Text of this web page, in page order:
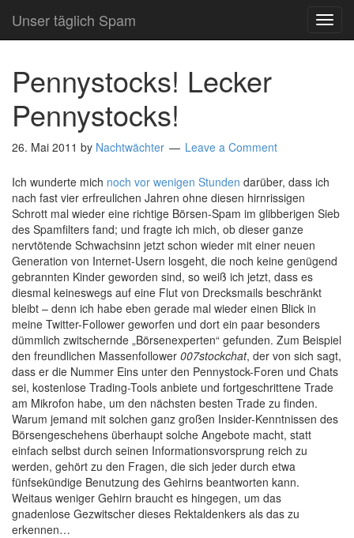
Unser täglich Spam
Pennystocks! Lecker
Pennystocks!
26. Mai 2011 by Nachtwächter Leave a Comment
Ich wunderte mich noch vor wenigen Stunden darüber, dass ich
nach fast vier erfreulichen Jahren ohne diesen hirnrissigen
Schrott mal wieder eine richtige Börsen-Spam im glibberigen Sieb
des Spamfilters fand; und fragte ich mich, ob dieser ganze
nervtötende Schwachsinn jetzt schon wieder mit einer neuen
Generation von Internet-Usern losgeht, die noch keine genügend
gebrannten Kinder geworden sind, so weiß ich jetzt, dass es
diesmal keineswegs auf eine Flut von Drecksmails beschränkt
bleibt – denn ich habe eben gerade mal wieder einen Blick in
meine Twitter-Follower geworfen und dort ein paar besonders
dümmlich zwitschernde „Börsenexperten“ gefunden. Zum Beispiel
den freundlichen Massenfollower 007stockchat, der von sich sagt,
dass er die Nummer Eins unter den Pennystock-Foren und Chats
sei, kostenlose Trading-Tools anbiete und fortgeschrittene Trade
am Mikrofon habe, um den nächsten besten Trade zu finden.
Warum jemand mit solchen ganz großen Insider-Kenntnissen des
Börsengeschehens überhaupt solche Angebote macht, statt
einfach selbst durch seinen Informationsvorsprung reich zu
werden, gehört zu den Fragen, die sich jeder durch etwa
fünfsekündige Benutzung des Gehirns beantworten kann.
Weitaus weniger Gehirn braucht es hingegen, um das
gnadenlose Gezwitscher dieses Rektaldenkers als das zu
erkennen…